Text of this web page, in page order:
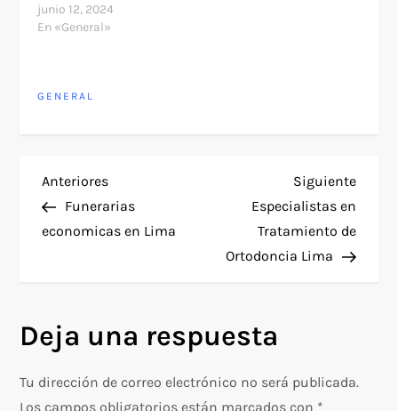
especializado y
conveniente de
expertos disponibles a
ofrecemos: Reparación
de televisores que no
encienden o solo…
junio 12, 2024
En «General»
GENERAL
N
a
g
a
Entrada
anterior
Anteriores
Funerarias
economicas en Lima
Siguiente
Especialistas en
Tratamiento de
Ortodoncia Lima
Deja una respuesta
Tu dirección de correo electrónico no será publicada.
Los campos obligatorios están marcados con *